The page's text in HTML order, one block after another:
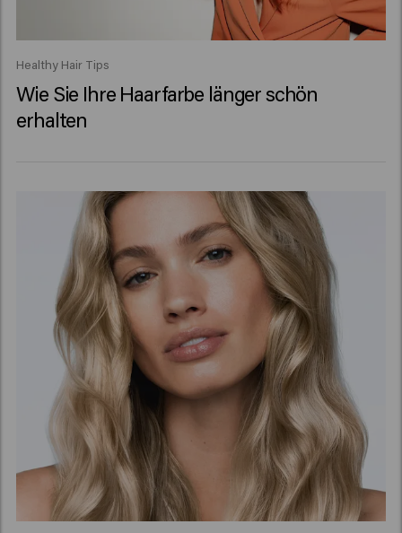
Healthy Hair Tips
Wie Sie Ihre Haarfarbe länger schön
erhalten